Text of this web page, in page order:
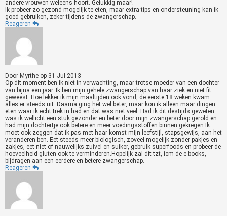
andere vrouwen weleens hoort. Gelukkig maar!
Ik probeer zo gezond mogelijk te eten, maar extra tips en ondersteuning kan ik
goed gebruiken, zeker tijdens de zwangerschap.
Reageren
Door Myrthe op 31 Jul 2013
Op dit moment ben ik niet in verwachting, maar trotse moeder van een dochter
van bijna een jaar. Ik ben mijn gehele zwangerschap van haar ziek en niet fit
geweest. Hoe lekker ik mijn maaltijden ook vond, de eerste 18 weken kwam
alles er steeds uit. Daarna ging het wel beter, maar kon ik alleen maar dingen
eten waar ik echt trek in had en dat was niet veel. Had ik dit destijds geweten
was ik wellicht een stuk gezonder en beter door mijn zwangerschap gerold en
had mijn dochtertje ook betere en meer voedingsstoffen binnen gekregen.Ik
moet ook zeggen dat ik pas met haar komst mijn leefstijl, stapsgewijs, aan het
veranderen ben. Eet steeds meer biologisch, zoveel mogelijk zonder pakjes en
zakjes, eet niet of nauwelijks zuivel en suiker, gebruik superfoods en probeer de
hoeveelheid gluten ook te verminderen.Hopelijk zal dit tzt, icm de e-books,
bijdragen aan een eerdere en betere zwangerschap.
Reageren